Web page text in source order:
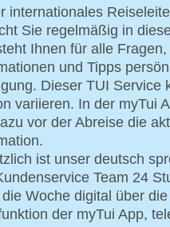
internationales
Sie regelmäßig in
Ihnen für alle Fragen,
und Tipps
Dieser TUI Service
variieren. In der myTui
vor der Abreise die
ist unser deutsch
Team 24
die Woche digital über die
der myTui App,